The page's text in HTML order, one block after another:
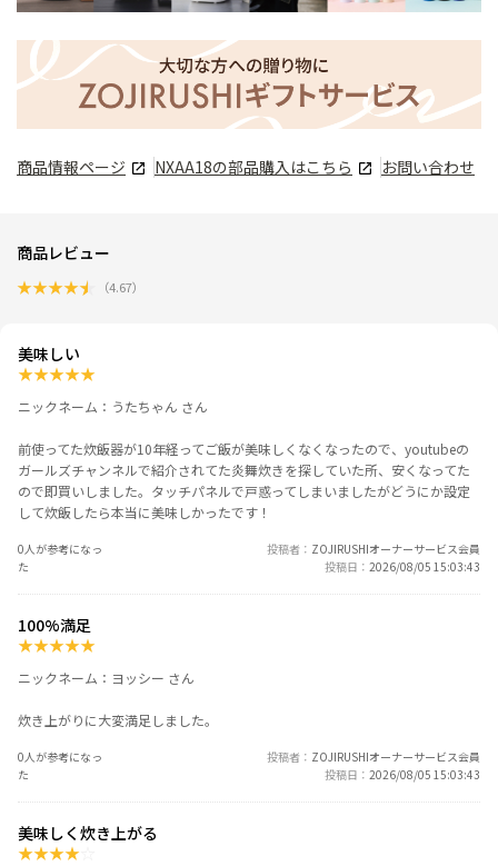
商品情報ページ NXAA18の部品購入はこちら お問い合わせ
商品レビュー
★★★★★ （4.67）
美味しい
★★★★★
ニックネーム：うたちゃん さん
前使ってた炊飯器が10年経ってご飯が美味しくなくなったので、youtubeの
ガールズチャンネルで紹介されてた炎舞炊きを探していた所、安くなってた
ので即買いしました。タッチパネルで戸惑ってしまいましたがどうにか設定
して炊飯したら本当に美味しかったです！
0人が参考になっ
た
投稿者
ZOJIRUSHIオーナーサービス会員
投稿日
2026/08/05 15:03:43
100%満足
★★★★★
ニックネーム：ヨッシー さん
炊き上がりに大変満足しました。
0人が参考になっ
た
投稿者
ZOJIRUSHIオーナーサービス会員
投稿日
2026/08/05 15:03:43
美味しく炊き上がる
★★★★